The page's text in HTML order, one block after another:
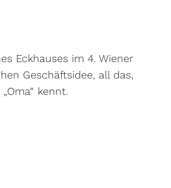
Eckhauses im 4. Wiener
Geschäftsidee, all das,
kennt.